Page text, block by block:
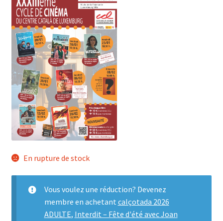
En rupture de stock
Vous voulez une réduction? Devenez
membre en achetant calçotada 2026
ADULTE, Interdit – Fête d'été avec Joan